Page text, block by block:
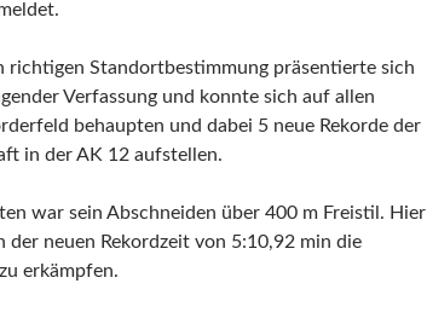
richtigen Standortbestimmung präsentierte sich
Verfassung und konnte sich auf allen
behaupten und dabei 5 neue Rekorde der
in der AK 12 aufstellen.
war sein Abschneiden über 400 m Freistil. Hier
der neuen Rekordzeit von 5:10,92 min die
erkämpfen.